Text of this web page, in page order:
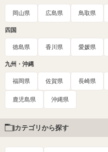
岡山県 広島県 鳥取県
四国
徳島県 香川県 愛媛県
九州・沖縄
福岡県 佐賀県 長崎県
鹿児島県 沖縄県
カテゴリから探す